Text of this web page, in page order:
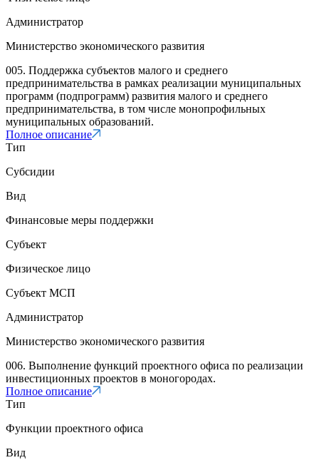
Администратор
Министерство экономического развития
005. Поддержка субъектов малого и среднего
предпринимательства в рамках реализации муниципальных
программ (подпрограмм) развития малого и среднего
предпринимательства, в том числе монопрофильных
муниципальных образований.
Полное описание
Тип
Субсидии
Вид
Финансовые меры поддержки
Субъект
Физическое лицо
Субъект МСП
Администратор
Министерство экономического развития
006. Выполнение функций проектного офиса по реализации
инвестиционных проектов в моногородах.
Полное описание
Тип
Функции проектного офиса
Вид